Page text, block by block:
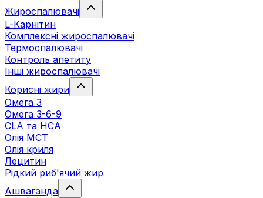
Жироспалювачі
L-Карнітин
Комплексні жироспалювачі
Термоспалювачі
Контроль апетиту
Інші жироспалювачі
Корисні жири
Омега 3
Омега 3-6-9
CLA та HCA
Олія МСТ
Олія криля
Лецитин
Рідкий риб'ячий жир
Ашваганда